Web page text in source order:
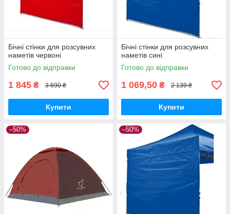
Бічні стінки для розсувних
наметів червоні
Готово до відправки
1 845 ₴ 3 690 ₴
Купити
Бічні стінки для розсувних
наметів сині
Готово до відправки
1 069,50 ₴ 2 139 ₴
Купити
–50% –50%